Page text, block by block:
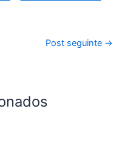
Post seguinte →